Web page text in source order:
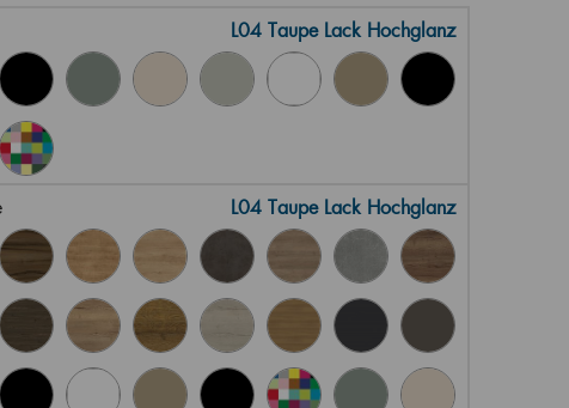
L04 Taupe Lack Hochglanz
L04 Taupe Lack Hochglanz